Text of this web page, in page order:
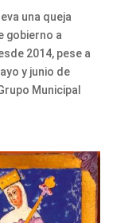
una queja
gobierno a
2014, pese a
y junio de
Municipal